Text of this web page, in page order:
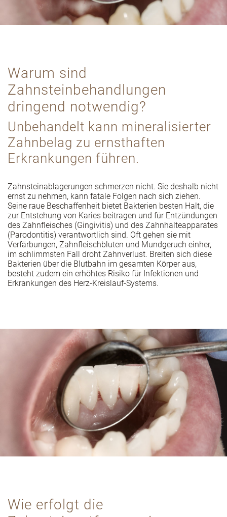
Warum sind
Zahnsteinbehandlungen
dringend notwendig?
Unbehandelt kann mineralisierter
Zahnbelag zu ernsthaften
Erkrankungen führen.
Zahnsteinablagerungen schmerzen nicht. Sie deshalb nicht
ernst zu nehmen, kann fatale Folgen nach sich ziehen.
Seine raue Beschaffenheit bietet Bakterien besten Halt, die
zur Entstehung von Karies beitragen und für Entzündungen
des Zahnfleisches (Gingivitis) und des Zahnhalteapparates
(Parodontitis) verantwortlich sind. Oft gehen sie mit
Verfärbungen, Zahnfleischbluten und Mundgeruch einher,
im schlimmsten Fall droht Zahnverlust. Breiten sich diese
Bakterien über die Blutbahn im gesamten Körper aus,
besteht zudem ein erhöhtes Risiko für Infektionen und
Erkrankungen des Herz-Kreislauf-Systems.
Wie erfolgt die